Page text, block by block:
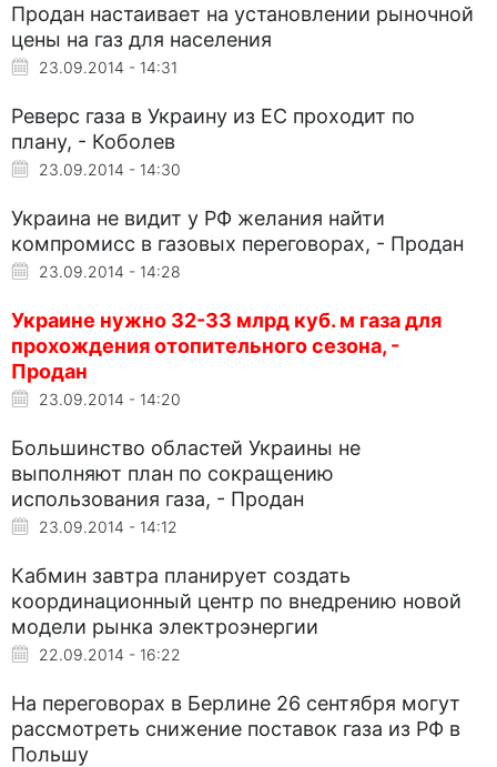
Продан настаивает на установлении рыночной
цены на газ для населения
23.09.2014 - 14:31
Реверс газа в Украину из ЕС проходит по
плану, - Коболев
23.09.2014 - 14:30
Украина не видит у РФ желания найти
компромисс в газовых переговорах, - Продан
23.09.2014 - 14:28
Украине нужно 32-33 млрд куб. м газа для
прохождения отопительного сезона, -
Продан
23.09.2014 - 14:20
Большинство областей Украины не
выполняют план по сокращению
использования газа, - Продан
23.09.2014 - 14:12
Кабмин завтра планирует создать
координационный центр по внедрению новой
модели рынка электроэнергии
22.09.2014 - 16:22
На переговорах в Берлине 26 сентября могут
рассмотреть снижение поставок газа из РФ в
Польшу